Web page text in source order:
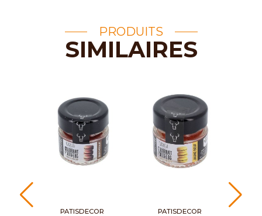
PRODUITS
SIMILAIRES
PATISDECOR PATISDECOR